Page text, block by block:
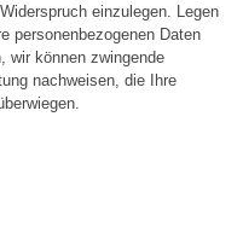
einzulegen. Legen
personenbezogenen Daten
wir können zwingende
nachweisen, die Ihre